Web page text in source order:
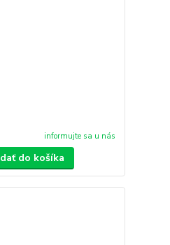
informujte sa u nás
do košíka